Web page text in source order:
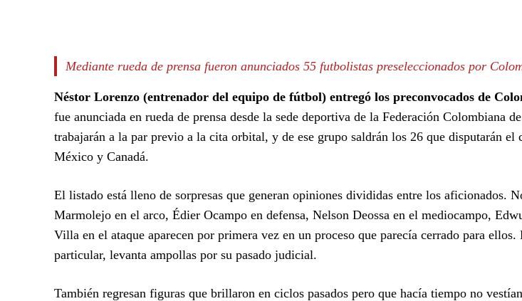
Mediante rueda de prensa fueron anunciados 55 futbolistas preseleccionados por
Néstor Lorenzo (entrenador del equipo de fútbol) entregó los preconvocados de
fue anunciada en rueda de prensa desde la sede deportiva de la Federación Colombiana
trabajarán a la par previo a la cita orbital, y de ese grupo saldrán los 26 que disputarán el
México y Canadá.
El listado está lleno de sorpresas que generan opiniones divididas entre los aficionados.
Marmolejo en el arco, Édier Ocampo en defensa, Nelson Deossa en el mediocampo,
Villa en el ataque aparecen por primera vez en un proceso que parecía cerrado para
particular, levanta ampollas por su pasado judicial.
También regresan figuras que brillaron en ciclos pasados pero que hacía tiempo no